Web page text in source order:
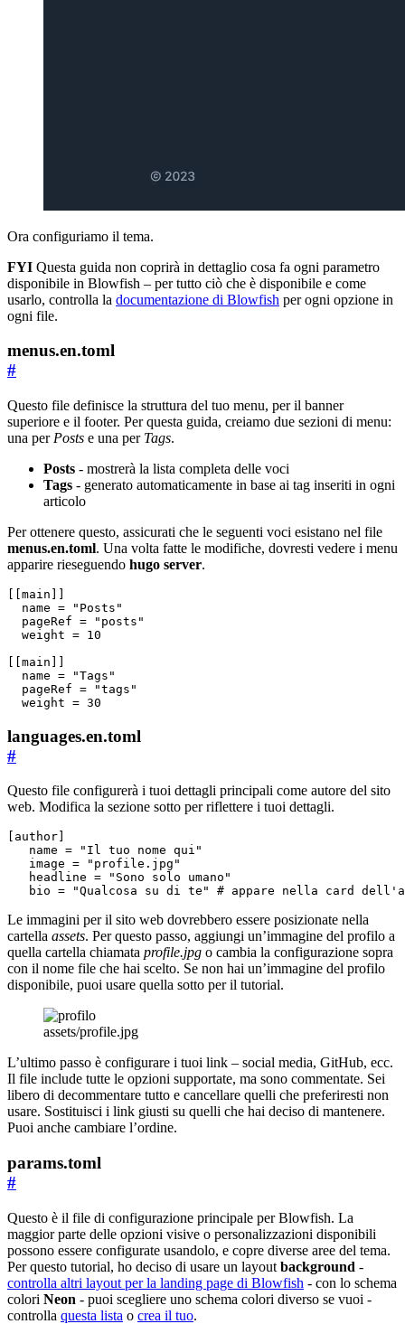
Ora configuriamo il tema.
FYI Questa guida non coprirà in dettaglio cosa fa ogni parametro
disponibile in Blowfish – per tutto ciò che è disponibile e come
usarlo, controlla la documentazione di Blowfish per ogni opzione in
ogni file.
menus.en.toml
#
Questo file definisce la struttura del tuo menu, per il banner
superiore e il footer. Per questa guida, creiamo due sezioni di menu:
una per Posts e una per Tags.
Posts - mostrerà la lista completa delle voci
Tags - generato automaticamente in base ai tag inseriti in ogni
articolo
Per ottenere questo, assicurati che le seguenti voci esistano nel file
menus.en.toml. Una volta fatte le modifiche, dovresti vedere i menu
apparire rieseguendo hugo server.
main
name =
"Posts"
pageRef =
"posts"
weight = 10
main
name =
"Tags"
pageRef =
"tags"
weight = 30
languages.en.toml
#
Questo file configurerà i tuoi dettagli principali come autore del sito
web. Modifica la sezione sotto per riflettere i tuoi dettagli.
author
name =
"Il tuo nome qui"
image =
"profile.jpg"
headline =
"Sono solo umano"
bio = "Qualcosa su di te" # appare nella card
Le immagini per il sito web dovrebbero essere posizionate nella
cartella assets. Per questo passo, aggiungi un’immagine del profilo a
quella cartella chiamata profile.jpg o cambia la configurazione sopra
con il nome file che hai scelto. Se non hai un’immagine del profilo
disponibile, puoi usare quella sotto per il tutorial.
assets/profile.jpg
L’ultimo passo è configurare i tuoi link – social media, GitHub, ecc.
Il file include tutte le opzioni supportate, ma sono commentate. Sei
libero di decommentare tutto e cancellare quelli che preferiresti non
usare. Sostituisci i link giusti su quelli che hai deciso di mantenere.
Puoi anche cambiare l’ordine.
params.toml
#
Questo è il file di configurazione principale per Blowfish. La
maggior parte delle opzioni visive o personalizzazioni disponibili
possono essere configurate usandolo, e copre diverse aree del tema.
Per questo tutorial, ho deciso di usare un layout background -
controlla altri layout per la landing page di Blowfish - con lo schema
colori Neon - puoi scegliere uno schema colori diverso se vuoi -
controlla questa lista o crea il tuo.